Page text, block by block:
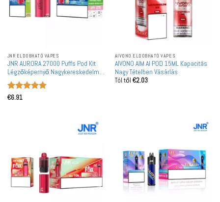
JNR ELDOBHATÓ VAPES
JNR AURORA 27000 Puffs Pod Kit
Légzőképernyő Nagykereskedelmi
Vásárlás Újratölthető
Újrafeltölthető Vape
Nagykereskedelem
Értékelés:
€6.91
AIVONO ELDOBHATÓ VAPES
AIVONO AIM AI POD 15ML Kapacitás
Nagy Tételben Vásárlás
Tól től €2.03